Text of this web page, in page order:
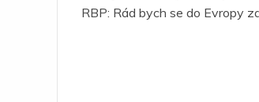
RBP: Rád bych se do Evropy